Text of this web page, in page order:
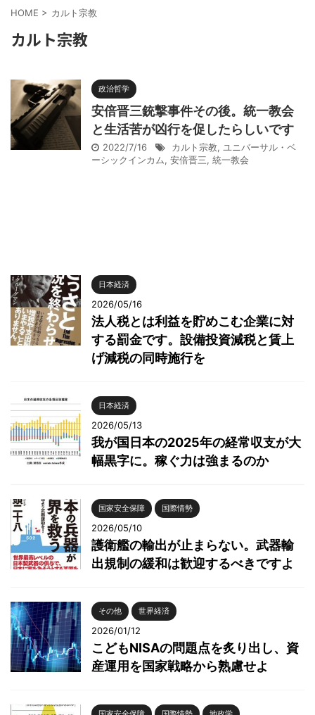
HOME > カルト宗教
カルト宗教
政治哲学
安倍晋三銃撃事件その後。統一教会
と生活苦が凶行を促したらしいです
2022/7/16 カルト宗教, ユニバーサル・ベ
ーシックインカム, 安倍晋三, 統一教会
日本経済
2026/05/16
法人税とは利益を貯めこむ企業に対
する罰金です。設備投資減税と賃上
げ減税の同時施行を
日本経済
2026/05/13
我が国日本の2025年の経常収支が大
幅黒字に。稼ぐ力は強まるのか
国家安全保障 国際情勢
2026/05/10
護衛艦の輸出が止まらない。武器輸
出規制の緩和は歓迎するべきですよ
その他 世界経済
2026/01/12
こどもNISAの問題点を炙り出し、資
産運用を国家戦略から熟慮せよ